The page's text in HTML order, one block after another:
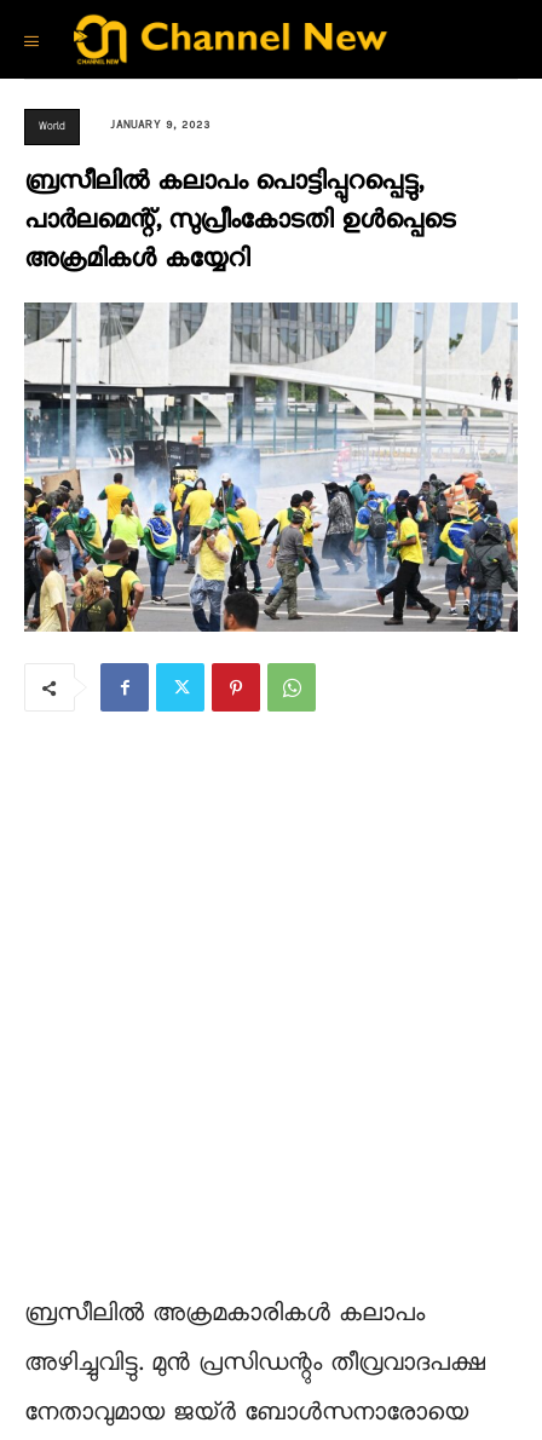
World JANUARY 9, 2023
ബ്രസീലിൽ കലാപം പൊട്ടിപ്പുറപ്പെട്ടു,
പാർലമെന്റ്, സുപ്രീംകോടതി ഉൾപ്പെടെ
അക്രമികൾ കയ്യേറി
ബ്രസീലിൽ അക്രമകാരികൾ കലാപം
അഴിച്ചുവിട്ടു. മുൻ പ്രസിഡന്റും തീവ്രവാദപക്ഷ
നേതാവുമായ ജയ്ർ ബോൾസനാരോയെ